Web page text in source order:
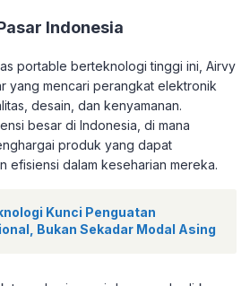
Indonesia
portable berteknologi tinggi ini, Airvy
yang mencari perangkat elektronik
desain, dan kenyamanan.
besar di Indonesia, di mana
produk yang dapat
efisiensi dalam keseharian mereka.
Kunci Penguatan
Bukan Sekadar Modal Asing